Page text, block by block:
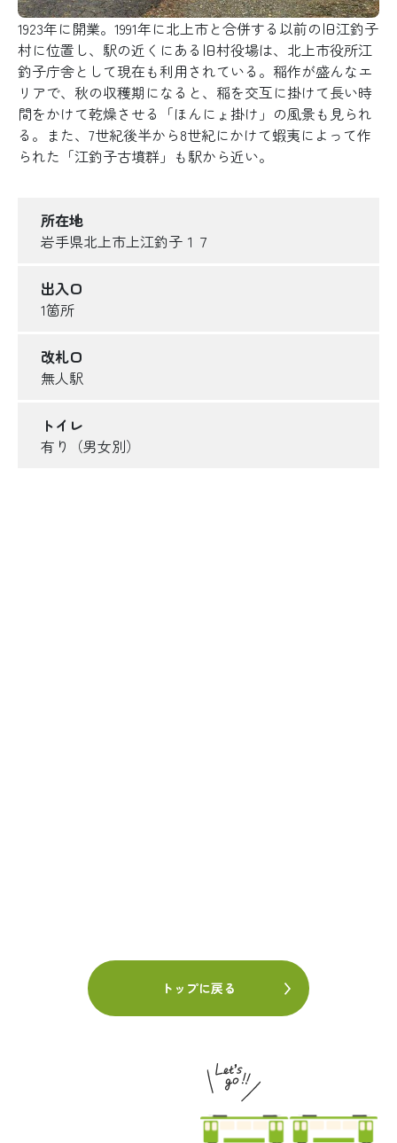
1923年に開業。1991年に北上市と合併する以前の旧江釣子
村に位置し、駅の近くにある旧村役場は、北上市役所江
釣子庁舎として現在も利用されている。稲作が盛んなエ
リアで、秋の収穫期になると、稲を交互に掛けて長い時
間をかけて乾燥させる「ほんにょ掛け」の風景も見られ
る。また、7世紀後半から8世紀にかけて蝦夷によって作
られた「江釣子古墳群」も駅から近い。
所在地
岩手県北上市上江釣子１７
出入口
1箇所
改札口
無人駅
トイレ
有り（男女別）
トップに戻る